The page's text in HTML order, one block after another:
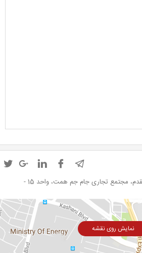
سردار جنگل، خیابان حیدری مقدم، مجتمع تجاری جام جم همت، واحد 15 -
نمایش روی نقشه